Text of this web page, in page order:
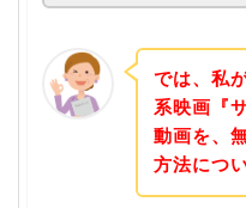
では、私
系映画『
動画を、
方法につ